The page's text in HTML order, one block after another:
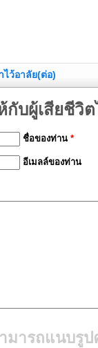
ไว้อาลัย(ต่อ)
กับผู้เสียชีวิ
ชื่อของท่าน*
อีเมลล์ของท่าน
มารถแนบรู